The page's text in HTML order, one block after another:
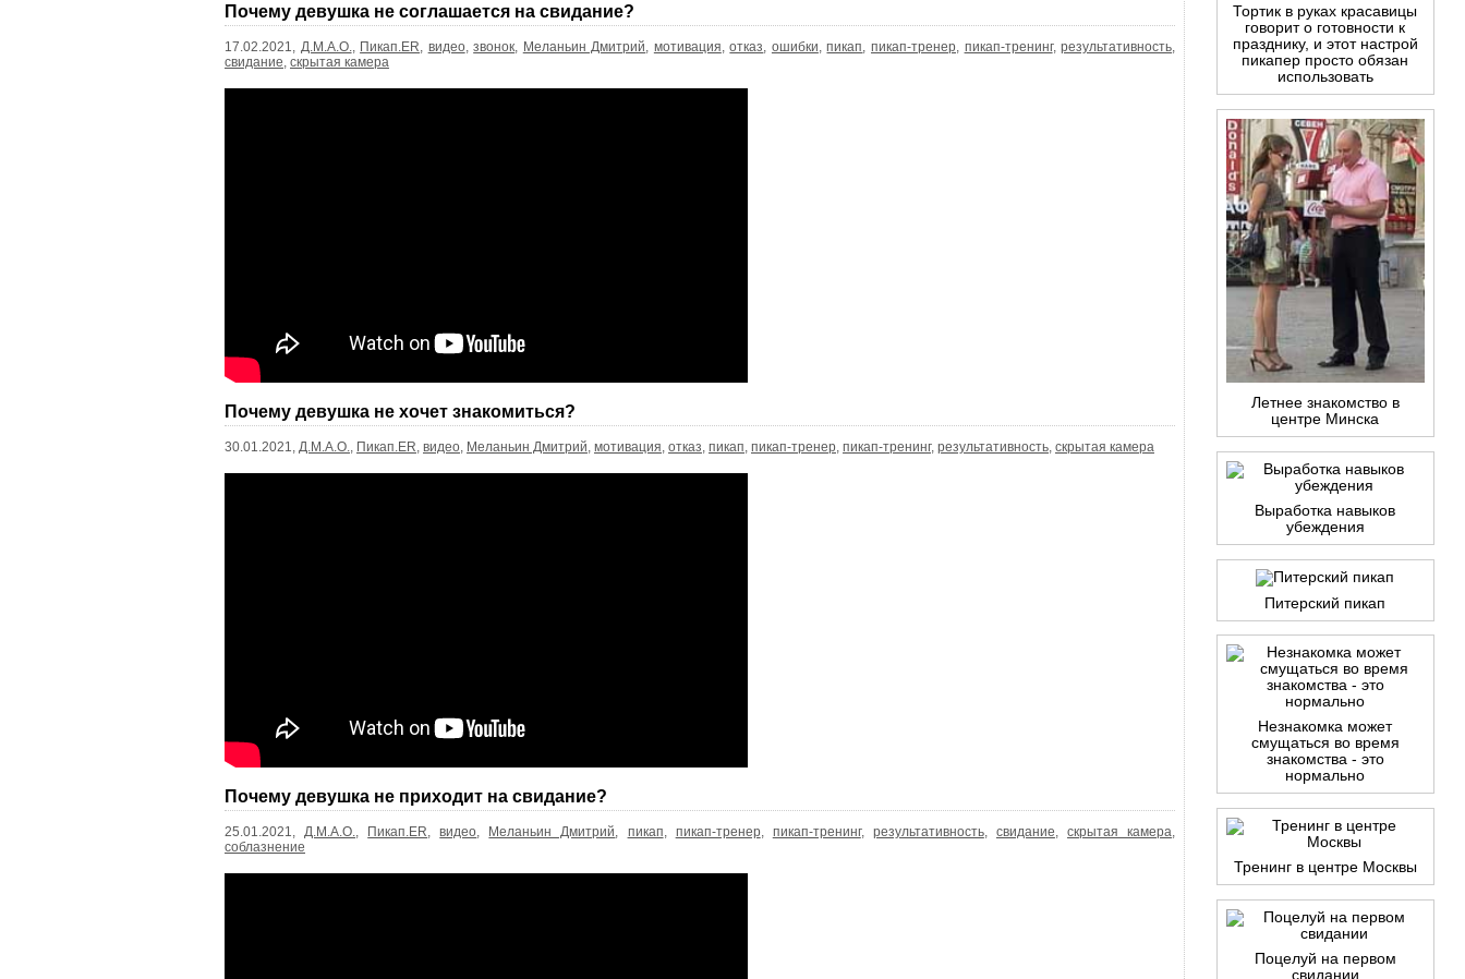
Почему девушка не соглашается на свидание?
17.02.2021, Д.М.А.О., Пикап.ER, видео,звонок, Меланьин Дмитрий, мотивация,отказ, ошибки,пикап,пикап-тренер, пикап-тренинг,результативность,
свидание, скрытая камера
Почему девушка не хочет знакомиться?
30.01.2021, Д.М.А.О., Пикап.ER, видео, Меланьин Дмитрий, мотивация, отказ, пикап, пикап-тренер, пикап-тренинг, результативность, скрытая камера
Почему девушка не приходит на свидание?
25.01.2021, Д.М.А.О. Пикап.ER ,видео Меланьин Дмитрий пикап пикап-тренер, пикап-тренинг, результативность, свидание ,скрытая камера
соблазнение
Тортик в руках красавицы
говорит о готовности к
празднику, и этот настрой
пикапер просто обязан
использовать
Летнее знакомство в
центре Минска
Выработка навыков
убеждения
Питерский пикап
Незнакомка может
смущаться во время
знакомства - это
нормально
Тренинг в центре Москвы
Поцелуй на первом
свидании